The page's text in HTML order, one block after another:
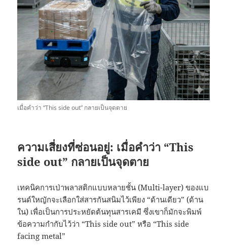
เมื่อคำว่า “This side out” กลายเป็นจุดตาย
ความเสี่ยงที่ซ่อนอยู่: เมื่อคำว่า “This
side out” กลายเป็นจุดตาย
เทคนิคการเป่าพลาสติกแบบหลายชั้น (Multi-layer) ของแบ
รนด์ใหญักจะเลือกใส่สารกันสนิมไว้เพียง “ด้านเดียว” (ด้าน
ใน) เพื่อเป็นการประหยัดต้นทุนสารเคมี ซึ่งเขาก็มักจะพิมพ์
ข้อความกำกับไว้ว่า “This side out” หรือ “This side
facing metal”